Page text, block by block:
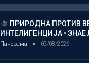
ПРИРОДНА ПРОТИВ
ИНТЕЛИГЕНЦИЈА • ЗНАЕ
Панорама 02/08/2026